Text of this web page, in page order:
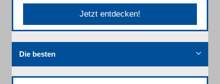
Jetzt entdecken!
Die besten